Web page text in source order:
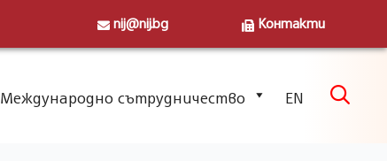
nij@nij.bg Контакти
Skip
Международно сътрудничество EN 